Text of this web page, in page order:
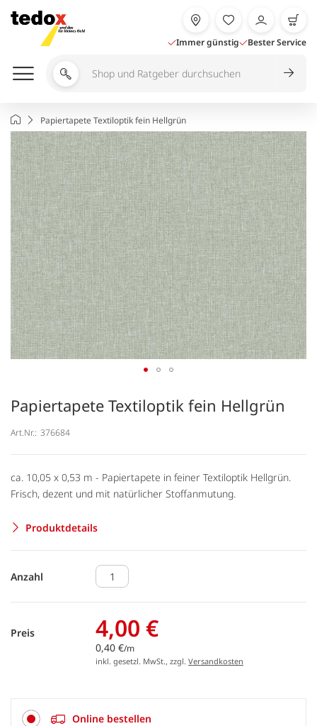
Inhalt
springen
Immer günstig Bester Service
Shop
durchsuchen
StartseitePapiertapete Textiloptik fein Hellgrün
Papiertapete Textiloptik fein Hellgrün
Art.Nr.: 376684
ca. 10,05 x 0,53 m - Papiertapete in feiner Textiloptik Hellgrün.
Frisch, dezent und mit natürlicher Stoffanmutung.
Produktdetails
Anzahl
Preis 4,00 €
0,40 €/m
inkl. gesetzl. MwSt., zzgl. Versandkosten
Online bestellen